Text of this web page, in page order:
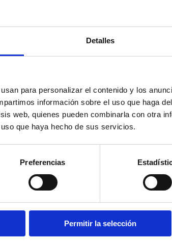
Detalles
para personalizar el contenido y los
información sobre el uso que haga
web, quienes pueden combinarla con otra
que haya hecho de sus servicios.
Preferencias
Permitir la selección